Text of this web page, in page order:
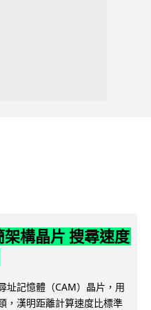
構晶片 搜尋速度
址記憶體（CAM）晶片，用
，漢明距離計算速度比標準